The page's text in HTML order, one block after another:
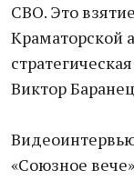
СВО. Это
Краматорской
Виктор
«Союзное вече»